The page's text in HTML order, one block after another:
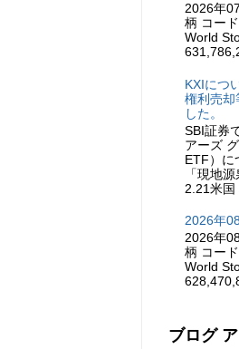
2026年
柄 コー
World
KXIにつ
権利売却
した。
SBI証券
アーズ
ETF）に
「現地
2.21米国
2026年
2026年
柄 コー
World
ブログ